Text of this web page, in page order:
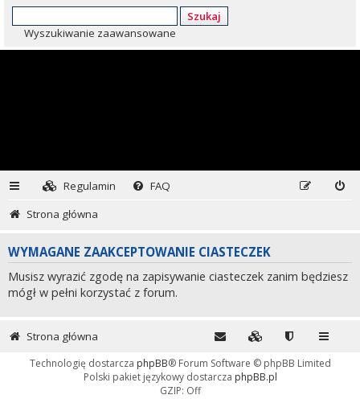
Szukaj
Wyszukiwanie zaawansowane
Regulamin
FAQ
Strona główna
WYMAGANE ZAAKCEPTOWANIE CIASTECZEK
Musisz wyrazić zgodę na zapisywanie ciasteczek zanim będziesz
mógł w pełni korzystać z forum.
Strona główna
Technologię dostarcza phpBB® Forum Software © phpBB Limited
Polski pakiet językowy dostarcza phpBB.pl
GZIP: Off